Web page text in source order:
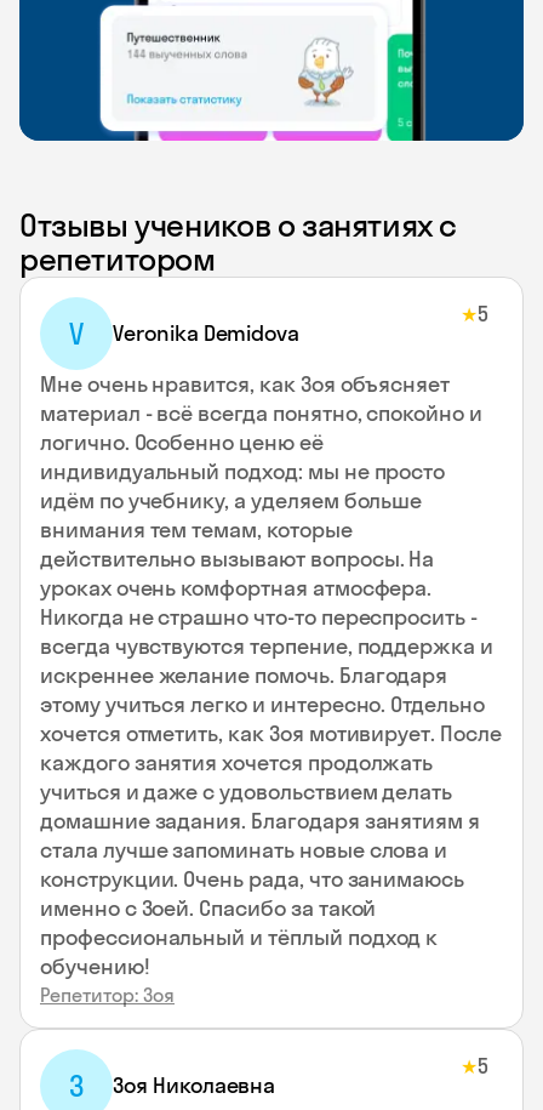
Отзывы учеников о занятиях с
репетитором
V Veronika Demidova
★5
Мне очень нравится, как Зоя объясняет
материал - всё всегда понятно, спокойно и
логично. Особенно ценю её
индивидуальный подход: мы не просто
идём по учебнику, а уделяем больше
внимания тем темам, которые
действительно вызывают вопросы. На
уроках очень комфортная атмосфера.
Никогда не страшно что-то переспросить -
всегда чувствуются терпение, поддержка и
искреннее желание помочь. Благодаря
этому учиться легко и интересно. Отдельно
хочется отметить, как Зоя мотивирует. После
каждого занятия хочется продолжать
учиться и даже с удовольствием делать
домашние задания. Благодаря занятиям я
стала лучше запоминать новые слова и
конструкции. Очень рада, что занимаюсь
именно с Зоей. Спасибо за такой
профессиональный и тёплый подход к
обучению!
Репетитор: Зоя
З Зоя Николаевна
★5